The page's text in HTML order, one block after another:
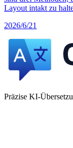
Layout intakt zu
2026/6/21
Präzise KI-